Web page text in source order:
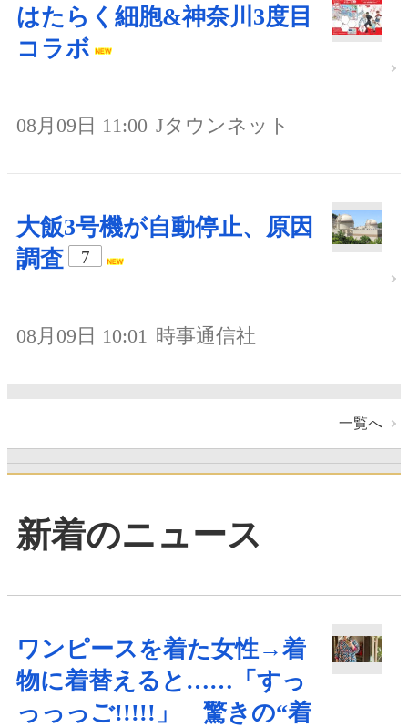
はたらく細胞&神奈川3度目
コラボ
08月09日 11:00 Jタウンネット
大飯3号機が自動停止、原因
調査
7
08月09日 10:01 時事通信社
一覧へ
新着のニュース
ワンピースを着た女性→着
物に着替えると……「すっ
っっっご!!!!!」 驚きの“着